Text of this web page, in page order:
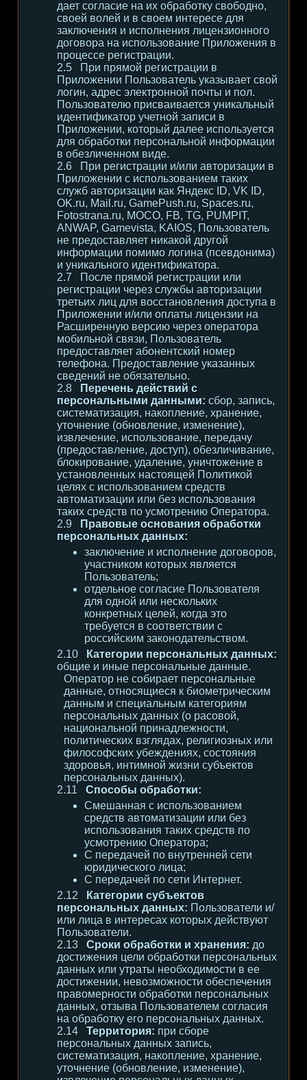
дает согласие на их обработку свободно,
своей волей и в своем интересе для
заключения и исполнения лицензионного
договора на использование Приложения в
процессе регистрации.
При прямой регистрации в
Приложении Пользователь указывает свой
логин, адрес электронной почты и пол.
Пользователю присваивается уникальный
идентификатор учетной записи в
Приложении, который далее используется
для обработки персональной информации
в обезличенном виде.
При регистрации и/или авторизации в
Приложении с использованием таких
служб авторизации как Яндекс ID, VK ID,
OK.ru, Mail.ru, GamePush.ru, Spaces.ru,
Fotostrana.ru, MOCO, FB, TG, PUMPIT,
ANWAP, Gamevista, KAIOS, Пользователь
не предоставляет никакой другой
информации помимо логина (псевдонима)
и уникального идентификатора.
После прямой регистрации или
регистрации через службы авторизации
третьих лиц для восстановления доступа в
Приложении и/или оплаты лицензии на
Расширенную версию через оператора
мобильной связи, Пользователь
предоставляет абонентский номер
телефона. Предоставление указанных
сведений не обязательно.
Перечень действий с
персональными данными: сбор, запись,
систематизация, накопление, хранение,
уточнение (обновление, изменение),
извлечение, использование, передачу
(предоставление, доступ), обезличивание,
блокирование, удаление, уничтожение в
установленных настоящей Политикой
целях с использованием средств
автоматизации или без использования
таких средств по усмотрению Оператора.
Правовые основания обработки
персональных данных:
заключение и исполнение договоров,
участником которых является
Пользователь;
отдельное согласие Пользователя
для одной или нескольких
конкретных целей, когда это
требуется в соответствии с
российским законодательством.
Категории персональных данных:
общие и иные персональные данные.
Оператор не собирает персональные
данные, относящиеся к биометрическим
данным и специальным категориям
персональных данных (о расовой,
национальной принадлежности,
политических взглядах, религиозных или
философских убеждениях, состояния
здоровья, интимной жизни субъектов
персональных данных).
Способы обработки:
Смешанная с использованием
средств автоматизации или без
использования таких средств по
усмотрению Оператора;
С передачей по внутренней сети
юридического лица;
С передачей по сети Интернет.
Категории субъектов
персональных данных: Пользователи и/
или лица в интересах которых действуют
Пользователи.
Сроки обработки и хранения: до
достижения цели обработки персональных
данных или утраты необходимости в ее
достижении, невозможности обеспечения
правомерности обработки персональных
данных, отзыва Пользователем согласия
на обработку его персональных данных.
Территория: при сборе
персональных данных запись,
систематизация, накопление, хранение,
уточнение (обновление, изменение),